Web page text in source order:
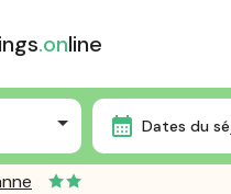
.online
Dates du
Glamping Sainte-Suzanne